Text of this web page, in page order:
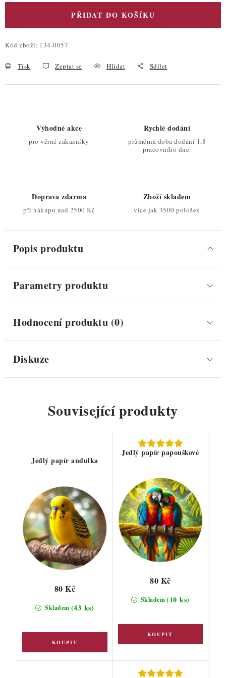
PŘIDAT DO KOŠÍKU
Kód zboží: 134-0057
Tisk Zeptat se Hlídat Sdílet
Výhodné akce
pro věrné zákazníky
Rychlé dodání
průměrná doba dodání 1,8
pracovního dne.
Doprava zdarma
při nákupu nad 2500 Kč
Zboží skladem
více jak 3500 položek
Popis produktu
Parametry produktu
Hodnocení produktu (0)
Diskuze
Související produkty
Jedlý papír andulka
Skladem (43 ks)
80 Kč
Jedlý papír papouškové
Skladem(10 ks)
80 Kč